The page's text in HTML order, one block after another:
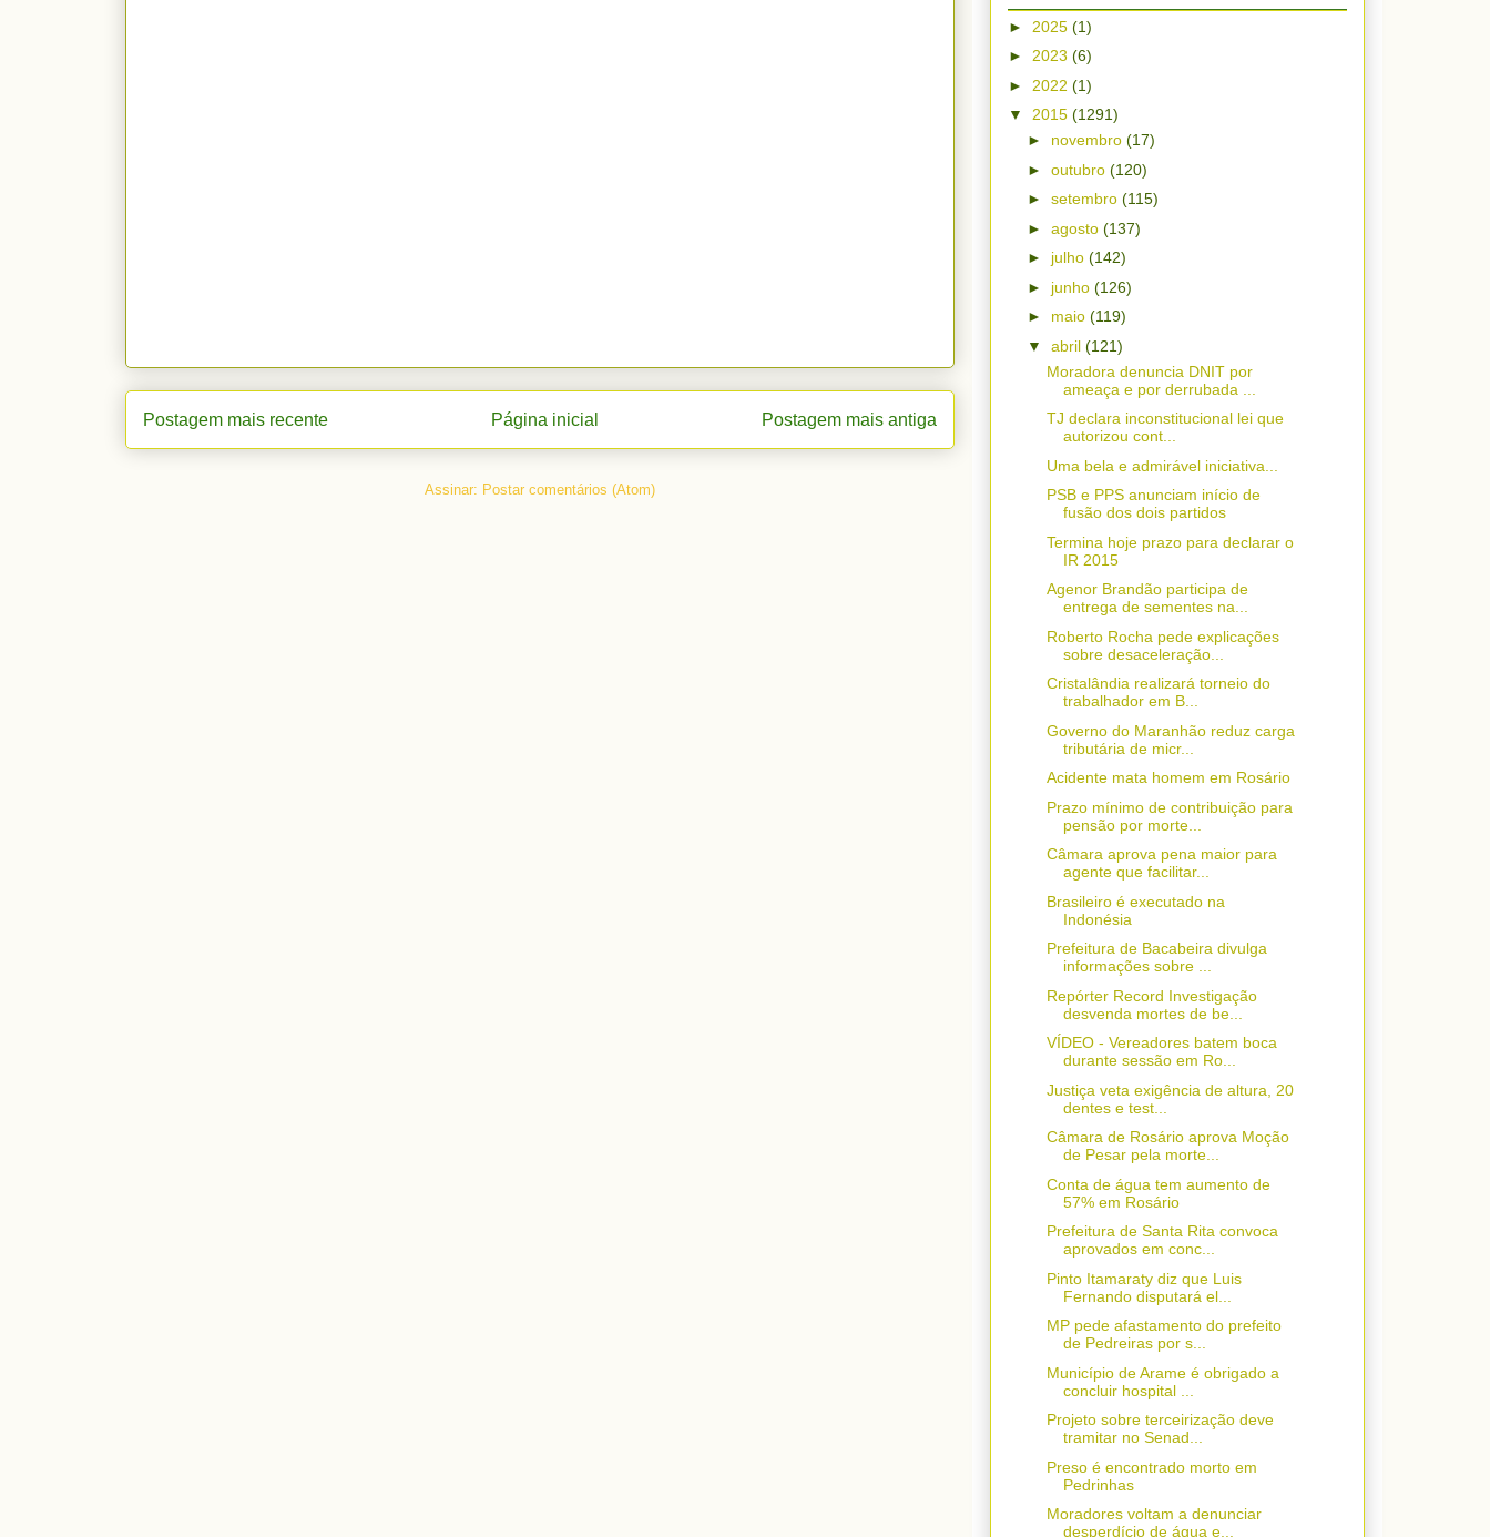
Postagem mais recente Postagem mais antiga
Página inicial
Assinar: Postar comentários (Atom)
► 2025 (1)
► 2023 (6)
► 2022 (1)
▼ 2015 (1291)
► novembro (17)
► outubro (120)
► setembro (115)
► agosto (137)
► julho (142)
► junho (126)
► maio (119)
▼ abril (121)
Moradora denuncia DNIT por
ameaça e por derrubada ...
TJ declara inconstitucional lei que
autorizou cont...
Uma bela e admirável iniciativa...
PSB e PPS anunciam início de
fusão dos dois partidos
Termina hoje prazo para declarar o
IR 2015
Agenor Brandão participa de
entrega de sementes na...
Roberto Rocha pede explicações
sobre desaceleração...
Cristalândia realizará torneio do
trabalhador em B...
Governo do Maranhão reduz carga
tributária de micr...
Acidente mata homem em Rosário
Prazo mínimo de contribuição para
pensão por morte...
Câmara aprova pena maior para
agente que facilitar...
Brasileiro é executado na
Indonésia
Prefeitura de Bacabeira divulga
informações sobre ...
Repórter Record Investigação
desvenda mortes de be...
VÍDEO - Vereadores batem boca
durante sessão em Ro...
Justiça veta exigência de altura, 20
dentes e test...
Câmara de Rosário aprova Moção
de Pesar pela morte...
Conta de água tem aumento de
57% em Rosário
Prefeitura de Santa Rita convoca
aprovados em conc...
Pinto Itamaraty diz que Luis
Fernando disputará el...
MP pede afastamento do prefeito
de Pedreiras por s...
Município de Arame é obrigado a
concluir hospital ...
Projeto sobre terceirização deve
tramitar no Senad...
Preso é encontrado morto em
Pedrinhas
Moradores voltam a denunciar
desperdício de água e...